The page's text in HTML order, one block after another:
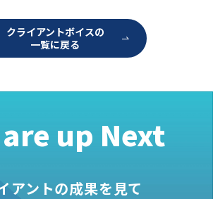
イアントボイス
情報
ナー
紹介
クライアントボイスの
一覧に戻る
up Next
アントの成果を見て